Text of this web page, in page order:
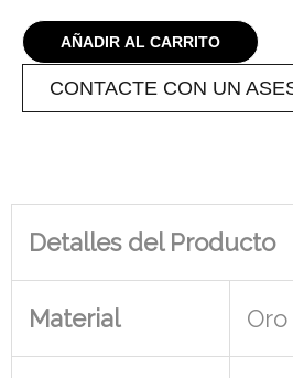
AÑADIR AL CARRITO
CONTACTE CON UN
Detalles del Producto
Material